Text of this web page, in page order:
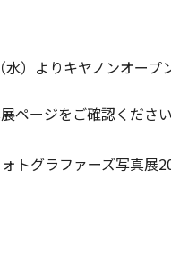
）よりキヤノンオー
ページをご確認ください
トグラファーズ写真展